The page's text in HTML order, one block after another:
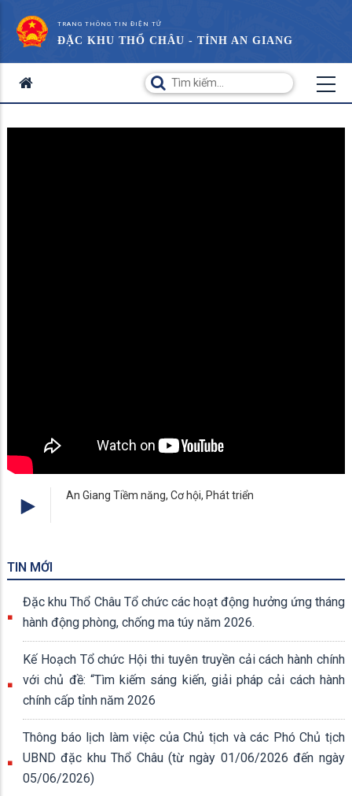
TRANG THÔNG TIN ĐIỆN TỬ
ĐẶC KHU THỔ CHÂU - TỈNH AN GIANG
An Giang Tiềm năng, Cơ hội, Phát triển
TIN MỚI
Đặc khu Thổ Châu Tổ chức các hoạt động hưởng ứng tháng
hành động phòng, chống ma túy năm 2026.
Kế Hoạch Tổ chức Hội thi tuyên truyền cải cách hành chính
với chủ đề: “Tìm kiếm sáng kiến, giải pháp cải cách hành
chính cấp tỉnh năm 2026
Thông báo lịch làm việc của Chủ tịch và các Phó Chủ tịch
UBND đặc khu Thổ Châu (từ ngày 01/06/2026 đến ngày
05/06/2026)